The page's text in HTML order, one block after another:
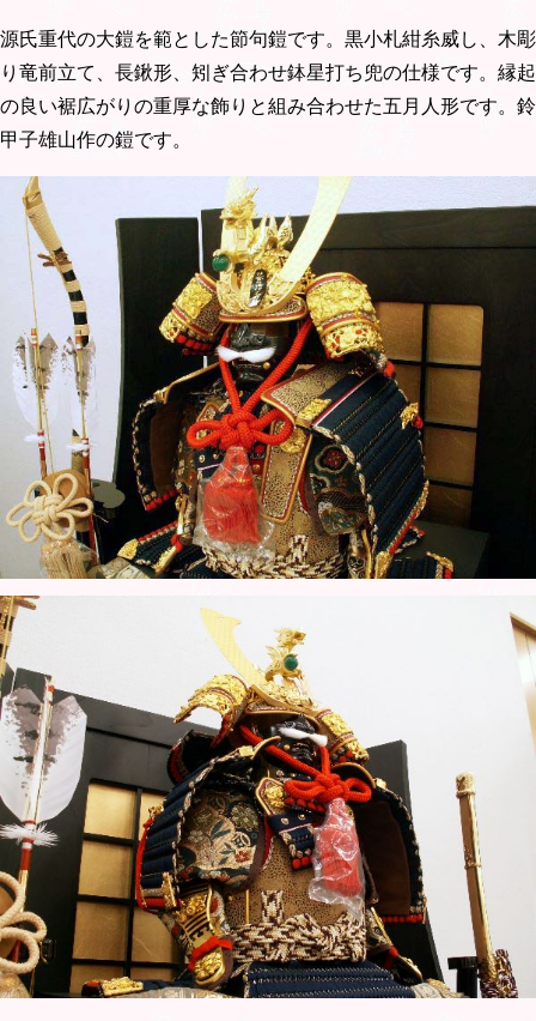
源氏重代の大鎧を範とした節句鎧です。黒小札紺糸威し、木彫
り竜前立て、長鍬形、矧ぎ合わせ鉢星打ち兜の仕様です。縁起
の良い裾広がりの重厚な飾りと組み合わせた五月人形です。鈴
甲子雄山作の鎧です。